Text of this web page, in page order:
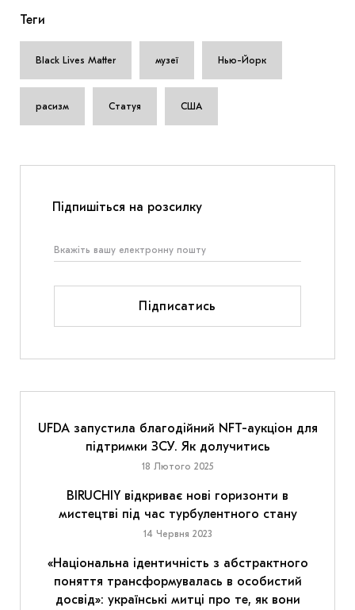
Теги
Black Lives Matter музеї Нью-Йорк
расизм Статуя США
Підпишіться на розсилку
Підписатись
UFDA запустила благодійний NFT-аукціон для
підтримки ЗСУ. Як долучитись
18 Лютого 2025
BIRUCHIY відкриває нові горизонти в
мистецтві під час турбулентного стану
14 Червня 2023
«Національна ідентичність з абстрактного
поняття трансформувалась в особистий
досвід»: українські митці про те, як вони